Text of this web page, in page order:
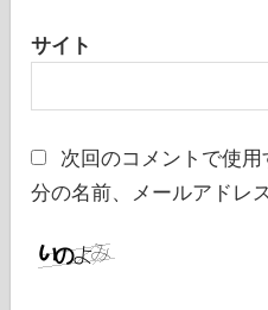
サイト
次回のコメントで使
分の名前、メールアドレ